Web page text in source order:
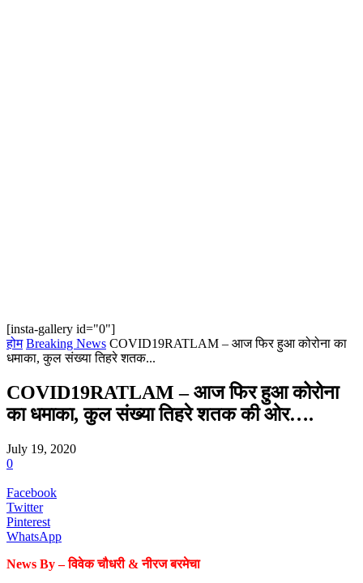
[insta-gallery id="0"]
होम Breaking News COVID19RATLAM – आज फिर हुआ कोरोना का
धमाका, कुल संख्या तिहरे शतक...
COVID19RATLAM – आज फिर हुआ कोरोना
का धमाका, कुल संख्या तिहरे शतक की ओर….
July 19, 2020
0
Facebook
Twitter
Pinterest
WhatsApp
News By –विवेक चौधरी& नीरज बरमेचा